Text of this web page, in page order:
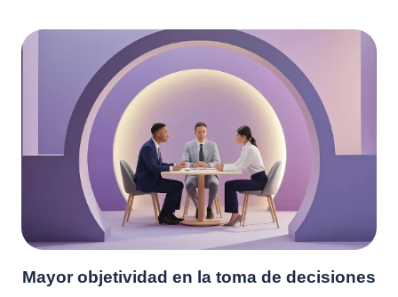
Mayor objetividad en la toma de decisiones